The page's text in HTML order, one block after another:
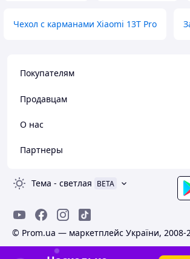
Чехол с карманами Xiaomi 13T Pro
Покупателям
Продавцам
О нас
Партнеры
Тема - светлая BETA
© Prom.ua — маркетплейс України, 2008-